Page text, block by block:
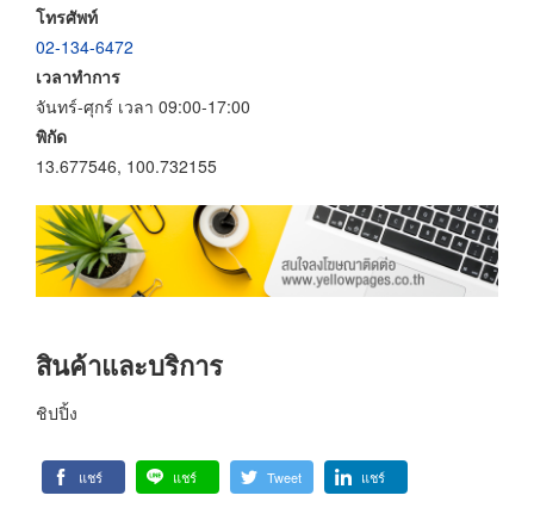
โทรศัพท์
02-134-6472
เวลาทำการ
จันทร์-ศุกร์ เวลา 09:00-17:00
พิกัด
13.677546, 100.732155
สินค้าและบริการ
ชิปปิ้ง
แชร์ แชร์ Tweet แชร์